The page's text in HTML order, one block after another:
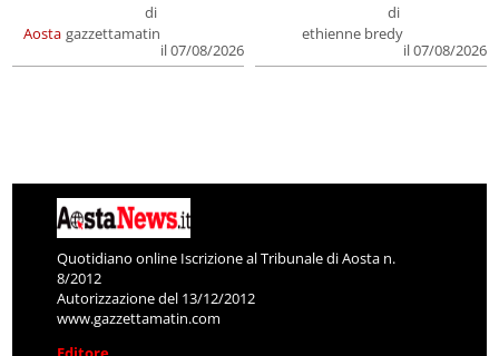
Aosta
di
gazzettamatin
il 07/08/2026
di
ethienne bredy
il 07/08/2026
Quotidiano online Iscrizione al Tribunale di Aosta n.
8/2012
Autorizzazione del 13/12/2012
www.gazzettamatin.com